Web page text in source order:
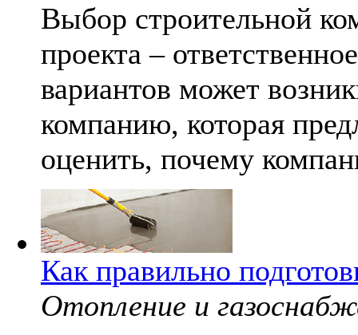
Выбор строительной
проекта –
вариантов может
компанию, которая
оценить, почему
Как правильно
Отопление и